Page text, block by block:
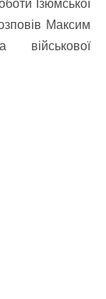
Ізюмської
Максим
військової